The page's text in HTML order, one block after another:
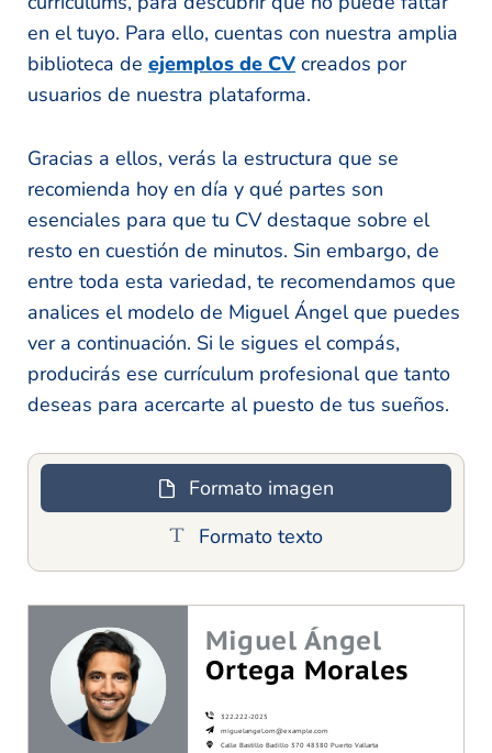
en el tuyo. Para ello, cuentas con nuestra amplia
biblioteca de ejemplos de CV creados por
usuarios de nuestra plataforma.
Gracias a ellos, verás la estructura que se
recomienda hoy en día y qué partes son
esenciales para que tu CV destaque sobre el
resto en cuestión de minutos. Sin embargo, de
entre toda esta variedad, te recomendamos que
analices el modelo de Miguel Ángel que puedes
ver a continuación. Si le sigues el compás,
producirás ese currículum profesional que tanto
deseas para acercarte al puesto de tus sueños.
Formato imagen
Formato texto